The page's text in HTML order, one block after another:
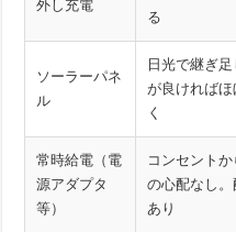
外し充電
る
ソーラーパネ
ル
日光で継ぎ
が良ければ
く
常時給電（電
源アダプタ
等）
コンセント
の心配なし
あり